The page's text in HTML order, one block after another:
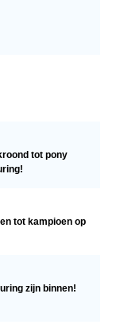
tot pony
tot kampioen op
zijn binnen!